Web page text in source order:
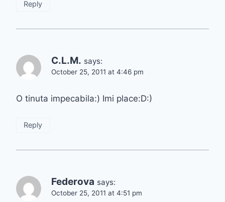
Reply
C.L.M. says:
October 25, 2011 at 4:46 pm
O tinuta impecabila:) Imi place:D:)
Reply
Federova says:
October 25, 2011 at 4:51 pm